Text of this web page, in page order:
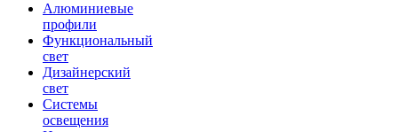
Алюминиевые
профили
Функциональный
свет
Дизайнерский
свет
Системы
освещения